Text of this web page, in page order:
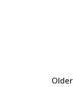
Older